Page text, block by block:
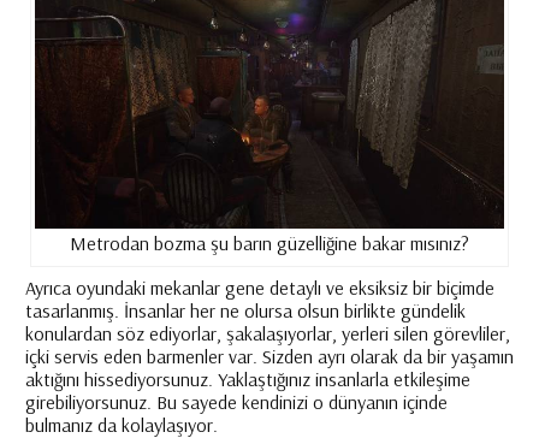
Metrodan bozma şu barın güzelliğine bakar mısınız?
Ayrıca oyundaki mekanlar gene detaylı ve eksiksiz bir biçimde
tasarlanmış. İnsanlar her ne olursa olsun birlikte gündelik
konulardan söz ediyorlar, şakalaşıyorlar, yerleri silen görevliler,
içki servis eden barmenler var. Sizden ayrı olarak da bir yaşamın
aktığını hissediyorsunuz. Yaklaştığınız insanlarla etkileşime
girebiliyorsunuz. Bu sayede kendinizi o dünyanın içinde
bulmanız da kolaylaşıyor.